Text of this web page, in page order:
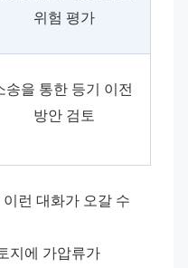
위험 평가
송을 통한 등기 이전
방안 검토
런 대화가 오갈 수
지에 가압류가